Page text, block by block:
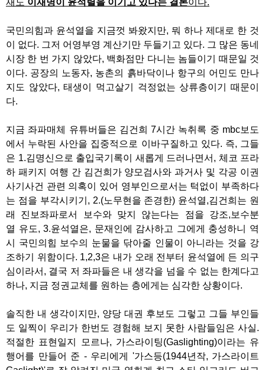
재도 이재명이 윤석렬을 이기고 있다는 결론이다.
국민의힘과 윤석열을 지금껏 봐왔지만, 뭐 하나 제대로 한 것
이 없다. 그저 어영부영 계산기만 두들기고 있다. 그 많은 동네
시장 한 번 가지 않았다, 백화점만 다니는 놈들이기 때문일 것
이다. 공장의 노동자, 농촌의 흙바닥이나 항구의 어민도 만나
지도 않았다, 태생이 먹고살기 걱정없는 상류층이기 때문이
다.
지금 좌파매체 유튜버들은 김건희 7시간 녹취록 중 mbc보도
에서 누락된 사안을 집중적으로 이바구질하고 있다. 즉, 그들
은 1.김명신으로 출입국기록이 새롭게 드러나면서, 체코 프라
하 패키지 여행 간 김건희가 양모검사와 과거사 및 각공 이권
사기사건 관련 의혹이 있어 영부인으로서는 턱없이 부족하다
는 점을 부각시키기, 2.(노무현을 존경한) 윤석열,김건희는 원
래 진보좌파로서 보수와 맞지 않는다는 점을 강조,보수분
열 유도, 3.윤석열은, 문재인에 감사하고 그에게 충성하니 역
시 국민의힘 보수의 눈물을 닦아줄 인물이 아니라는 것을 강
조하기 위함이다. 1,2,3은 내가 오래 전부터 윤석열에 든 의구
심이라서, 결국 저 좌파들은 내 생각을 넘을 수 없는 한계다고
하나, 지금 정권교체를 원하는 층에게는 심각한 상황이다.
솔직한 내 생각이지만, 양당 대권 후보도 그렇고 그들 부인들
도 일찍이 우리가 한번도 경험해 보지 못한 사람들임은 사실.
적절한 표현일지 모르나, 가스라이팅(Gaslighting)이라는 유
행어를 만들어 준 - 우리에게 '가스등(1944년작, 가스라이트